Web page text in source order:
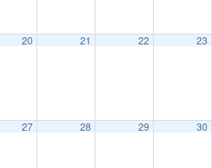
20 21 22 23
27 28 29 30